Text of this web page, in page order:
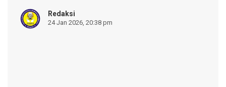
Redaksi
24 Jan 2026, 20:38 pm